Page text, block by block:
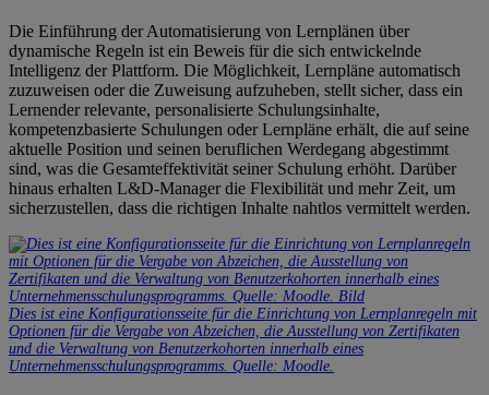
Die Einführung der Automatisierung von Lernplänen über
dynamische Regeln ist ein Beweis für die sich entwickelnde
Intelligenz der Plattform. Die Möglichkeit, Lernpläne automatisch
zuzuweisen oder die Zuweisung aufzuheben, stellt sicher, dass ein
Lernender relevante, personalisierte Schulungsinhalte,
kompetenzbasierte Schulungen oder Lernpläne erhält, die auf seine
aktuelle Position und seinen beruflichen Werdegang abgestimmt
sind, was die Gesamteffektivität seiner Schulung erhöht. Darüber
hinaus erhalten L&D-Manager die Flexibilität und mehr Zeit, um
sicherzustellen, dass die richtigen Inhalte nahtlos vermittelt werden.
Dies ist eine Konfigurationsseite für die Einrichtung von Lernplanregeln mit
Optionen für die Vergabe von Abzeichen, die Ausstellung von Zertifikaten
und die Verwaltung von Benutzerkohorten innerhalb eines
Unternehmensschulungsprogramms. Quelle: Moodle.